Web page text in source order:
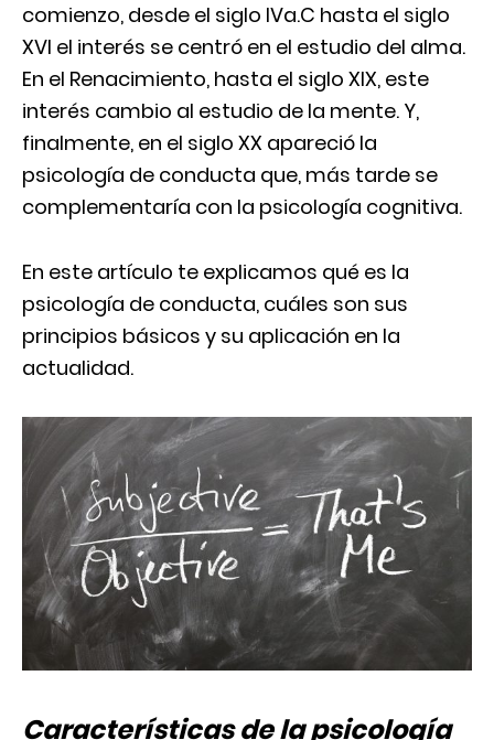
comienzo, desde el siglo IVa.C hasta el siglo
XVI el interés se centró en el estudio del alma.
En el Renacimiento, hasta el siglo XIX, este
interés cambio al estudio de la mente. Y,
finalmente, en el siglo XX apareció la
psicología de conducta que, más tarde se
complementaría con la psicología cognitiva.
En este artículo te explicamos qué es la
psicología de conducta, cuáles son sus
principios básicos y su aplicación en la
actualidad.
Características de la psicología